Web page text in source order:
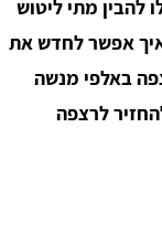
להבין מתי ליטוש
אפשר לחדש את
באלפי מנשה
לרצפה